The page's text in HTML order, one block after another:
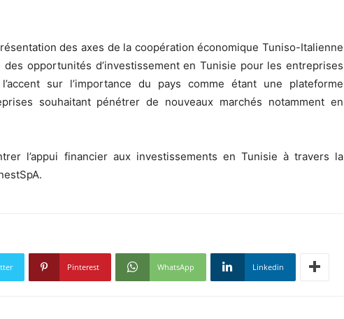
des axes de la coopération économique Tuniso-Italienne
opportunités d’investissement en Tunisie pour les entreprises
sur l’importance du pays comme étant une plateforme
souhaitant pénétrer de nouveaux marchés notamment en
l’appui financier aux investissements en Tunisie à travers la
Pinterest WhatsApp Linkedin